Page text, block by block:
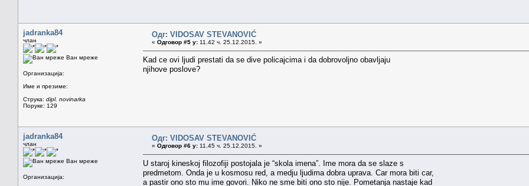
jadranka84
члан
Ван мреже
Организација:
Име и презиме:
Струка: dipl. novinarka
Поруке: 129
Одг: VIDOSAV STEVANOVIĆ
« Одговор #5 у: 11.42 ч. 25.12.2015. »
Kad ce ovi ljudi prestati da se dive policajcima i da dobrovoljno obavljaju
njihove poslove?
jadranka84
члан
Ван мреже
Организација:
Одг: VIDOSAV STEVANOVIĆ
« Одговор #6 у: 11.45 ч. 25.12.2015. »
U staroj kineskoj filozofiji postojala je “skola imena”. Ime mora da se slaze s
predmetom. Onda je u kosmosu red, a medju ljudima dobra uprava. Car mora biti car,
a pastir ono sto mu ime govori. Niko ne sme biti ono sto nije. Pometanja nastaje kad